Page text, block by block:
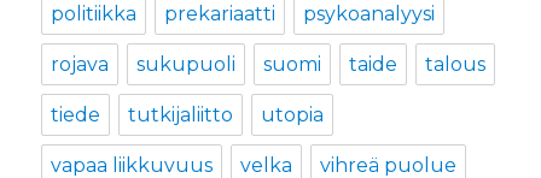
politiikka prekariaatti psykoanalyysi
rojava sukupuoli suomi taide talous
tiede tutkijaliitto utopia
vapaa liikkuvuus velka vihreä puolue